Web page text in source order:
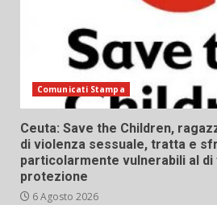
Comunicati Stampa
Ceuta: Save the Children,
di violenza sessuale, tratta e
particolarmente vulnerabili al
protezione
6 Agosto 2026